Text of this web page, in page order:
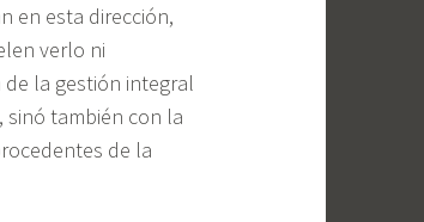
en esta dirección,
verlo ni
la gestión integral
también con la
de la